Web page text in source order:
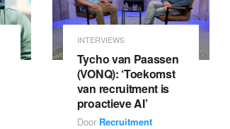
INTERVIEWS
Tycho van Paassen
(VONQ): ‘Toekomst
van recruitment is
proactieve AI’
Door Recruitment